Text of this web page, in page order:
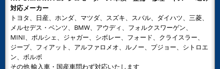
対応メーカー
トヨタ、日産、ホンダ、マツダ、スズキ、スバル、ダイハツ、三菱、
メルセデス・ベンツ、BMW、アウディ、フォルクスワーゲン、
MINI、ポルシェ、ジャガー、シボレー、フォード、クライスラー、
ジープ、フィアット、アルファロメオ、ルノー、プジョー、シトロエ
ン、ボルボ
その他 輸入車・国産車問わず対応いたします